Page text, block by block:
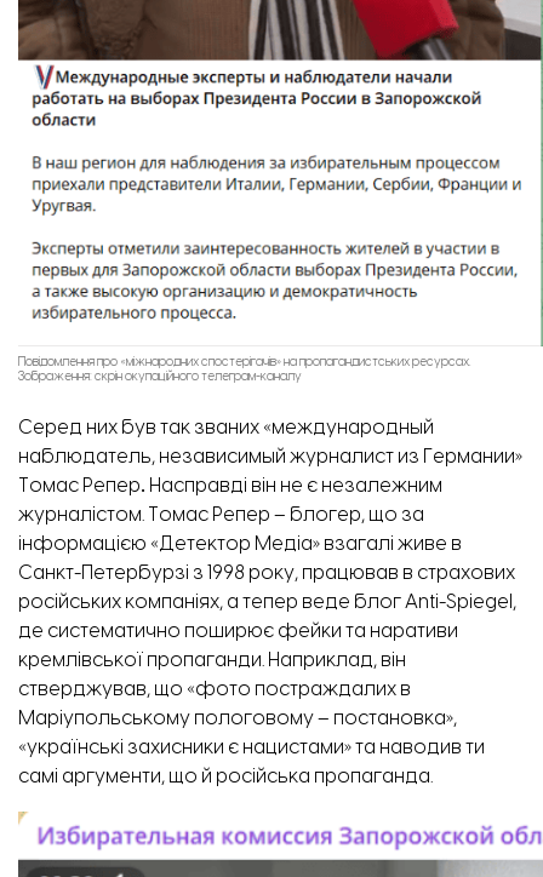
Повідомлення про «міжнародних спостерігачів» на пропагандистських ресурсах.
Зображення: скрін окупаційного телеграм-каналу
Серед них був так званих «международный
наблюдатель, независимый журналист из Германии»
Томас Репер. Насправді він не є незалежним
журналістом. Томас Репер – блогер, що за
інформацією «Детектор Медіа» взагалі живе в
Санкт-Петербурзі з 1998 року, працював в страхових
російських компаніях, а тепер веде блогAnti-Spiegel,
де систематично поширює фейки та наративи
кремлівської пропаганди. Наприклад, він
стверджував, що «фото постраждалих в
Маріупольському пологовому – постановка»,
«українські захисники є нацистами» та наводив ти
самі аргументи, що й російська пропаганда.